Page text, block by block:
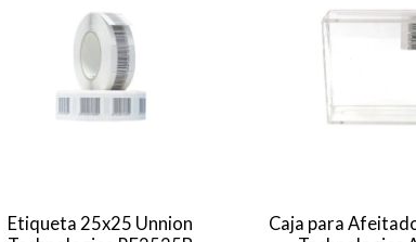
Etiqueta 25x25 Unnion
Caja para